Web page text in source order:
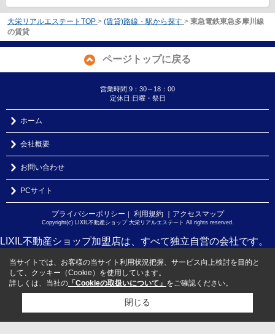
大栄リアルエステートTOP > (賃貸)路線・駅から探す > 東急電鉄東急多摩川線
の賃貸
ページトップに戻る
営業時間:9：30～18：00
定休日:日曜・祭日
ホーム
会社概要
お問い合わせ
PCサイト
プライバシーポリシー ｜ 利用規約 ｜アクセスマップ
Copyright(c) LIXIL不動産ショップ 大栄リアルエステート All rights reserved.
LIXIL不動産ショップ加盟店は、すべて独立自営の会社です。
当サイトでは、お客様の当サイト利用状況把握、サービス向上検討を目的と
して、クッキー（Cookie）を使用しています。
詳しくは、当社の 「Cookieの取扱いについて」 をご確認ください。
閉じる